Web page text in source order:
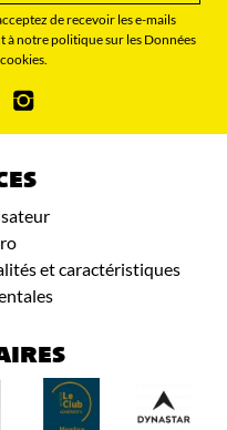
de recevoir les e-mails
notre politique sur les Données
et caractéristiques